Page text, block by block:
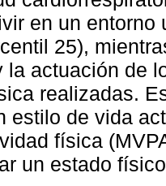
en un
25),
la actuación de
realizadas.
estilo de vida
física
un estado